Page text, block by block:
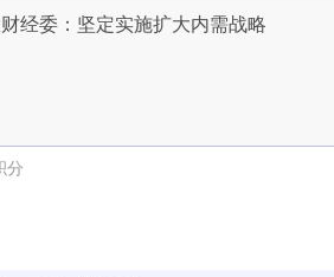
经委：坚定实施扩大内需战略
分